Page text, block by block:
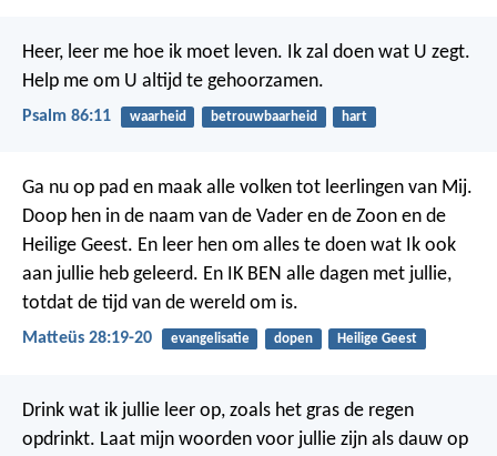
Heer, leer me hoe ik moet leven. Ik zal doen wat U zegt.
Help me om U altijd te gehoorzamen.
Psalm 86:11 waarheid betrouwbaarheid hart
Ga nu op pad en maak alle volken tot leerlingen van Mij.
Doop hen in de naam van de Vader en de Zoon en de
Heilige Geest. En leer hen om alles te doen wat Ik ook
aan jullie heb geleerd. En IK BEN alle dagen met jullie,
totdat de tijd van de wereld om is.
Matteüs 28:19-20 evangelisatie dopen Heilige Geest
Drink wat ik jullie leer op, zoals het gras de regen
opdrinkt. Laat mijn woorden voor jullie zijn als dauw op